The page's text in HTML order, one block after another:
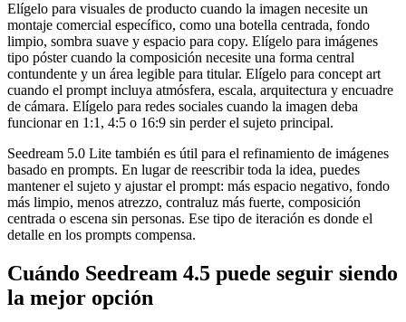
Elígelo para visuales de producto cuando la imagen necesite un
montaje comercial específico, como una botella centrada, fondo
limpio, sombra suave y espacio para copy. Elígelo para imágenes
tipo póster cuando la composición necesite una forma central
contundente y un área legible para titular. Elígelo para concept art
cuando el prompt incluya atmósfera, escala, arquitectura y encuadre
de cámara. Elígelo para redes sociales cuando la imagen deba
funcionar en 1:1, 4:5 o 16:9 sin perder el sujeto principal.
Seedream 5.0 Lite también es útil para el refinamiento de imágenes
basado en prompts. En lugar de reescribir toda la idea, puedes
mantener el sujeto y ajustar el prompt: más espacio negativo, fondo
más limpio, menos atrezzo, contraluz más fuerte, composición
centrada o escena sin personas. Ese tipo de iteración es donde el
detalle en los prompts compensa.
Cuándo Seedream 4.5 puede seguir siendo
la mejor opción